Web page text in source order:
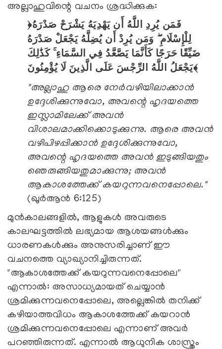
അല്ലാഹുവിന്റെ വചനം ശ്രദ്ധിക്കുക:
﴿فَمَن يُرِدِ اللَّهُ أَن يَهْدِيَهُ يَشْرَحْ صَدْرَهُ
لِلْإِسْلَامِ وَمَن يُرِدْ أَن يُضِلَّهُ يَجْعَلْ صَدْرَهُ
ضَيِّقًا حَرَجًا كَأَنَّمَا يَصَّعَّدُ فِي السَّمَاءِ
كَذَٰلِكَ
يَجْعَلُ اللَّهُ الرِّجْسَ عَلَى الَّذِينَ لَا يُؤْمِنُونَ﴾
"അല്ലാഹു ആരെ നേർവഴിയിലാക്കാൻ
ഉദ്ദേശിക്കുന്നുവോ, അവന്റെ ഹൃദയത്തെ
ഇസ്ലാമിലേക്ക് അവൻ
വിശാലമാക്കിക്കൊടുക്കുന്നു. ആരെ അവൻ
വഴിപിഴപ്പിക്കാൻ ഉദ്ദേശിക്കുന്നുവോ,
അവന്റെ ഹൃദയത്തെ അവൻ ഇടുങ്ങിയതും
ഞെരുങ്ങിയതുമാക്കുന്നു; അവൻ
ആകാശത്തേക്ക് കയറുന്നവനെപ്പോലെ."
(ഖുർആൻ 6:125)
മുൻകാലങ്ങളിൽ, ആളുകൾ അവരുടെ
കാലഘട്ടത്തിൽ ലഭ്യമായ ആശയങ്ങൾക്കും
ധാരണകൾക്കും അനുസരിച്ചാണ് ഈ
വചനത്തെ വ്യാഖ്യാനിച്ചിരുന്നത്.
"ആകാശത്തേക്ക് കയറുന്നവനെപ്പോലെ"
എന്നാൽ: അസാധ്യമായത് ചെയ്യാൻ
ശ്രമിക്കുന്നവനെപ്പോലെ, അല്ലെങ്കിൽ തനിക്ക്
കഴിയാത്തവിധം ആകാശത്തേക്ക് കയറാൻ
ശ്രമിക്കുന്നവനെപ്പോലെ എന്നാണ് അവർ
പറഞ്ഞിരുന്നത്. എന്നാൽ ആധുനിക ശാസ്ത്രം